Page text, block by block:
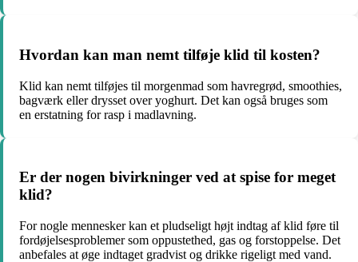
Hvordan kan man nemt tilføje klid til kosten?
Klid kan nemt tilføjes til morgenmad som havregrød, smoothies,
bagværk eller drysset over yoghurt. Det kan også bruges som
en erstatning for rasp i madlavning.
Er der nogen bivirkninger ved at spise for meget
klid?
For nogle mennesker kan et pludseligt højt indtag af klid føre til
fordøjelsesproblemer som oppustethed, gas og forstoppelse. Det
anbefales at øge indtaget gradvist og drikke rigeligt med vand.